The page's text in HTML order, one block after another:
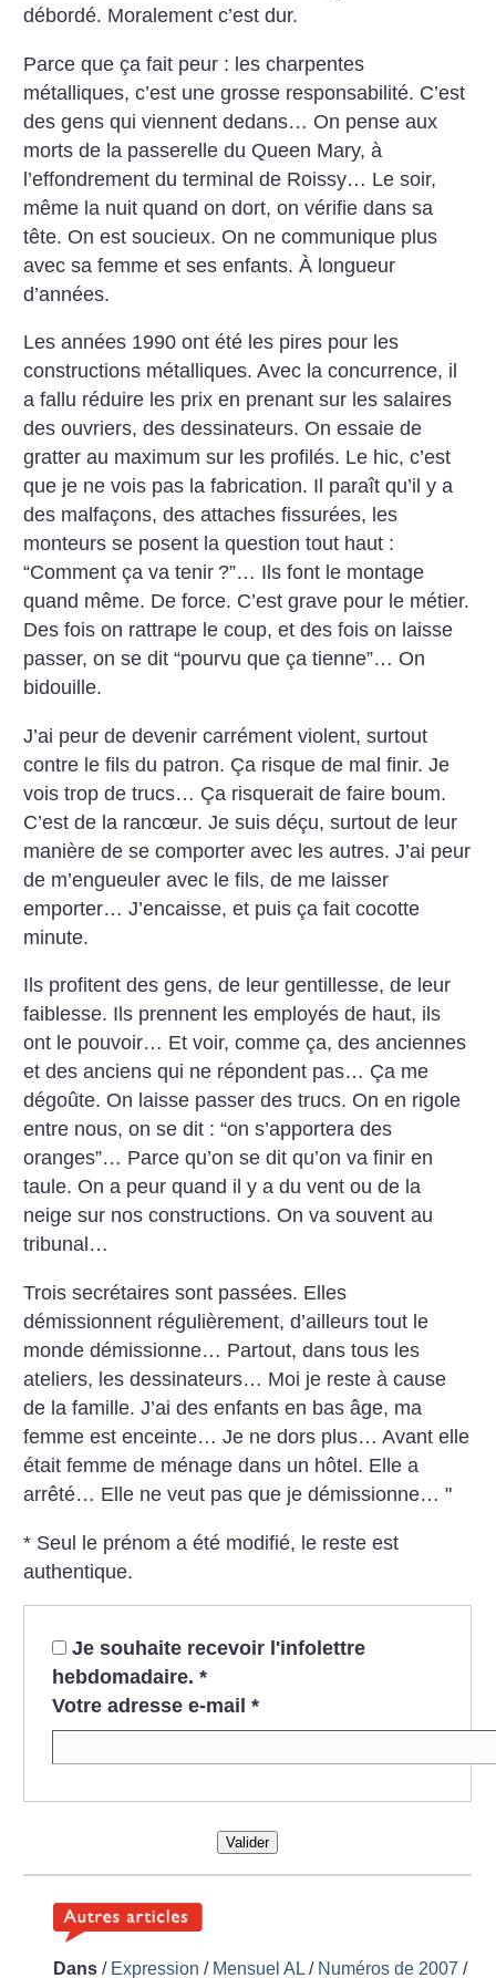
débordé. Moralement c’est dur.
Parce que ça fait peur : les charpentes
métalliques, c’est une grosse responsabilité. C’est
des gens qui viennent dedans… On pense aux
morts de la passerelle du Queen Mary, à
l’effondrement du terminal de Roissy… Le soir,
même la nuit quand on dort, on vérifie dans sa
tête. On est soucieux. On ne communique plus
avec sa femme et ses enfants. À longueur
d’années.
Les années 1990 ont été les pires pour les
constructions métalliques. Avec la concurrence, il
a fallu réduire les prix en prenant sur les salaires
des ouvriers, des dessinateurs. On essaie de
gratter au maximum sur les profilés. Le hic, c’est
que je ne vois pas la fabrication. Il paraît qu’il y a
des malfaçons, des attaches fissurées, les
monteurs se posent la question tout haut :
“Comment ça va tenir ?”… Ils font le montage
quand même. De force. C’est grave pour le métier.
Des fois on rattrape le coup, et des fois on laisse
passer, on se dit “pourvu que ça tienne”… On
bidouille.
J’ai peur de devenir carrément violent, surtout
contre le fils du patron. Ça risque de mal finir. Je
vois trop de trucs… Ça risquerait de faire boum.
C’est de la rancœur. Je suis déçu, surtout de leur
manière de se comporter avec les autres. J’ai peur
de m’engueuler avec le fils, de me laisser
emporter… J’encaisse, et puis ça fait cocotte
minute.
Ils profitent des gens, de leur gentillesse, de leur
faiblesse. Ils prennent les employés de haut, ils
ont le pouvoir… Et voir, comme ça, des anciennes
et des anciens qui ne répondent pas… Ça me
dégoûte. On laisse passer des trucs. On en rigole
entre nous, on se dit : “on s’apportera des
oranges”… Parce qu’on se dit qu’on va finir en
taule. On a peur quand il y a du vent ou de la
neige sur nos constructions. On va souvent au
tribunal…
Trois secrétaires sont passées. Elles
démissionnent régulièrement, d’ailleurs tout le
monde démissionne… Partout, dans tous les
ateliers, les dessinateurs… Moi je reste à cause
de la famille. J’ai des enfants en bas âge, ma
femme est enceinte… Je ne dors plus… Avant elle
était femme de ménage dans un hôtel. Elle a
arrêté… Elle ne veut pas que je démissionne… "
* Seul le prénom a été modifié, le reste est
authentique.
Je souhaite recevoir l'infolettre
hebdomadaire. *
Votre adresse e-mail *
Valider
Dans / Expression / Mensuel AL / Numéros de 2007 /